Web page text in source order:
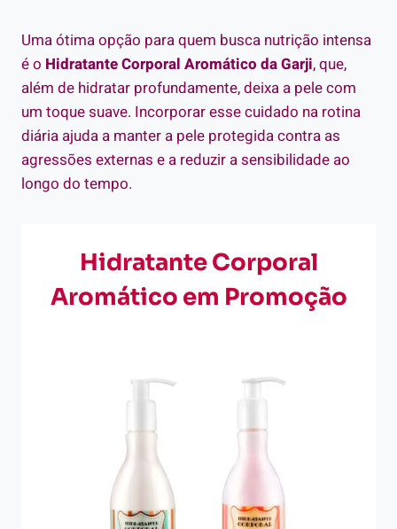
Uma ótima opção para quem busca nutrição intensa
é o Hidratante Corporal Aromático da Garji, que,
além de hidratar profundamente, deixa a pele com
um toque suave. Incorporar esse cuidado na rotina
diária ajuda a manter a pele protegida contra as
agressões externas e a reduzir a sensibilidade ao
longo do tempo.
Hidratante Corporal
Aromático em Promoção